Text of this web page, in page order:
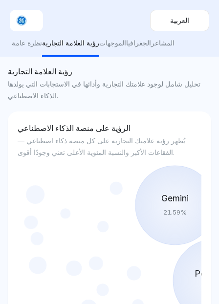
العربية
نظرة عامةرؤية العلامة التجاريةالموجهاتالجغرافيا المشاعر
رؤية العلامة التجارية
تحليل شامل لوجود علامتك التجارية وأدائها في الاستجابات التي يولدها
الذكاء الاصطناعي.
الرؤية على منصة الذكاء الاصطناعي
يُظهر رؤية علامتك التجارية على كل منصة ذكاء اصطناعي —
الفقاعات الأكبر والنسبة المئوية الأعلى تعني وجودًا أقوى.
Gemini
21.59%